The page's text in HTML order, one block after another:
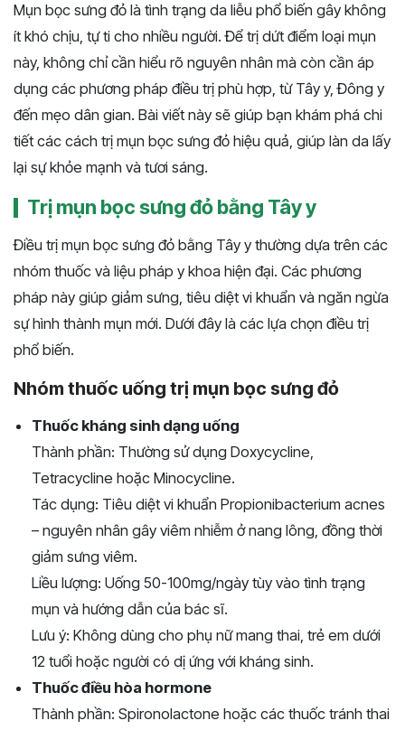
Mụn bọc sưng đỏ là tình trạng da liễu phổ biến gây không
ít khó chịu, tự ti cho nhiều người. Để trị dứt điểm loại mụn
này, không chỉ cần hiểu rõ nguyên nhân mà còn cần áp
dụng các phương pháp điều trị phù hợp, từ Tây y, Đông y
đến mẹo dân gian. Bài viết này sẽ giúp bạn khám phá chi
tiết các cách trị mụn bọc sưng đỏ hiệu quả, giúp làn da lấy
lại sự khỏe mạnh và tươi sáng.
Trị mụn bọc sưng đỏ bằng Tây y
Điều trị mụn bọc sưng đỏ bằng Tây y thường dựa trên các
nhóm thuốc và liệu pháp y khoa hiện đại. Các phương
pháp này giúp giảm sưng, tiêu diệt vi khuẩn và ngăn ngừa
sự hình thành mụn mới. Dưới đây là các lựa chọn điều trị
phổ biến.
Nhóm thuốc uống trị mụn bọc sưng đỏ
Thuốc kháng sinh dạng uống
Thành phần: Thường sử dụng Doxycycline,
Tetracycline hoặc Minocycline.
Tác dụng: Tiêu diệt vi khuẩn Propionibacterium acnes
– nguyên nhân gây viêm nhiễm ở nang lông, đồng thời
giảm sưng viêm.
Liều lượng: Uống 50-100mg/ngày tùy vào tình trạng
mụn và hướng dẫn của bác sĩ.
Lưu ý: Không dùng cho phụ nữ mang thai, trẻ em dưới
12 tuổi hoặc người có dị ứng với kháng sinh.
Thuốc điều hòa hormone
Thành phần: Spironolactone hoặc các thuốc tránh thai